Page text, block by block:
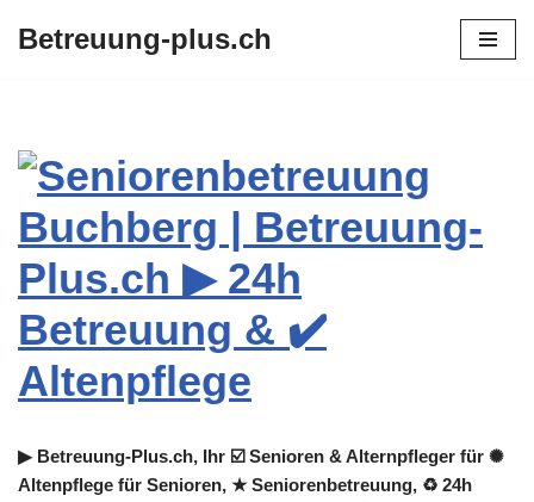
Betreuung-plus.ch
▶︎ Betreuung-Plus.ch, Ihr ☑️ Senioren & Alternpfleger für ✺
Altenpflege für Senioren, ★ Seniorenbetreuung, ♻ 24h